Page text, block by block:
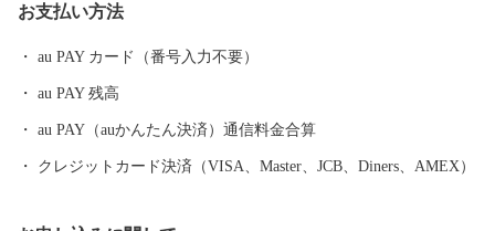
返還要求運動原点の地」として、これまで長きに渡り北方四島の
ない課題が非常に山積しています。 すこしづつまちの活性化を目
指し歩みを進めてまいりますので、今後の根室市にご注目くださ
お支払い方法
au PAY カード（番号入力不要）
au PAY 残高
au PAY（auかんたん決済）通信料金合算
クレジットカード決済（VISA、Master、JCB、Diners、AMEX）